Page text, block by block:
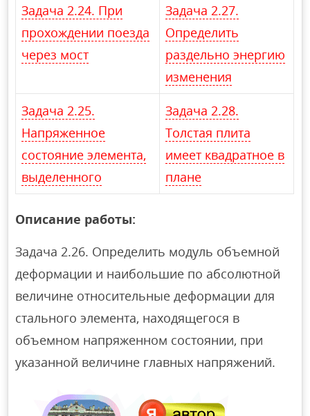
Задача 2.24. При
прохождении поезда
через мост
Задача 2.27.
Определить
раздельно энергию
изменения
Задача 2.25.
Напряженное
состояние элемента,
выделенного
Задача 2.28.
Толстая плита
имеет квадратное в
плане
Описание работы:
Задача 2.26. Определить модуль объемной
деформации и наибольшие по абсолютной
величине относительные деформации для
стального элемента, находящегося в
объемном напряженном состоянии, при
указанной величине главных напряжений.